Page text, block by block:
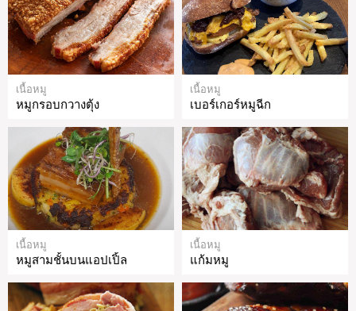
เนื้อหมู
หมูกรอบกวางตุ้ง
เนื้อหมู
เบอร์เกอร์หมูฉีก
เนื้อหมู
หมูสามชั้นบนแอปเปิ้ล
เนื้อหมู
แก้มหมู